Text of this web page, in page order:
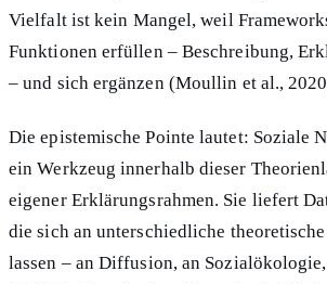
Vielfalt ist kein Mangel, weil
Funktionen erfüllen – Beschreibung,
– und sich ergänzen (Moullin et al.,
Die epistemische Pointe lautet: Soziale
ein Werkzeug innerhalb dieser
eigener Erklärungsrahmen. Sie liefert
die sich an unterschiedliche
lassen – an Diffusion, an Sozialökologie,